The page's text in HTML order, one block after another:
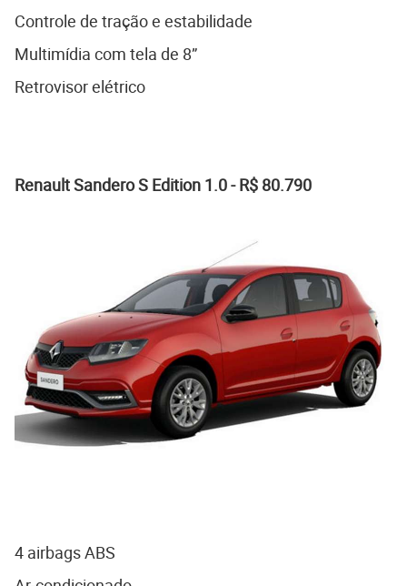
Controle de tração e estabilidade
Multimídia com tela de 8”
Retrovisor elétrico
Renault Sandero S Edition 1.0 - R$ 80.790
4 airbags ABS